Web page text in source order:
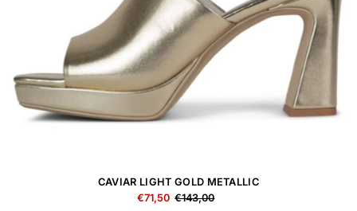
CAVIAR LIGHT GOLD METALLIC
€71,50 €143,00